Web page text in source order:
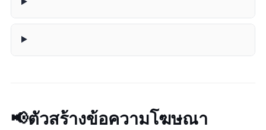
📢 ตัวสร้างข้อความโฆษณา